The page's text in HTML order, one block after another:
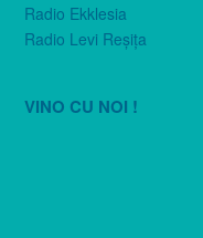
Radio Ekklesia
Radio Levi Reşiţa
VINO CU NOI !